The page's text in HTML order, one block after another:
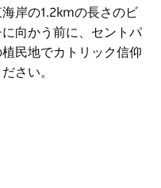
岸の1.2kmの長さのビ
向かう前に、セントパ
民地でカトリック信仰
さい。
まりです。マンリーは
洋に面した魅力的な環